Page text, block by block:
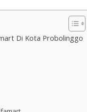
Di Kota Probolinggo